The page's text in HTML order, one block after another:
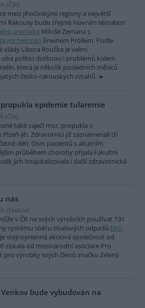
(ČIA)
mezi jihočeskými regiony a největší
Rakousy bude zřejmě hlavním tématem
premiéra Miloše Zemana s
hejtman Erwinem Pröllem. Podle
vlády Libora Roučka je velmi
oba politici dotknou i problémů kolem
která je několik posledních měsíců
česko-rakouských vztahů.
epidemie tularemie
(ČIA)
také zaječí mor, propukla v
Plzeň-jih. Zdravotníci již zaznamenali tři
dětí. Osm pacientů s akutním
průběhem choroby přijala Fakultní
jich hospitalizovala i další zdravotnická
nás
(EkoList)
v ČR na svých výrobcích používat 131
systému sběru obalových odpadů Eko-
stejnojmenná akciová společnost od
získala od mezinárodní asociace Pro
pro výrobky svých členů značku Zelený
bude vybudován na